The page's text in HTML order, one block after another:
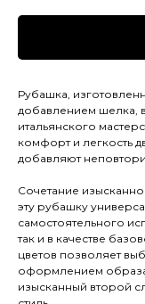
Рубашка,
добавлением шелка,
итальянского
комфорт и легкость
добавляют
Сочетание
эту рубашку
самостоятельного
так и в качестве
цветов позволяет
оформлением
изысканный второй